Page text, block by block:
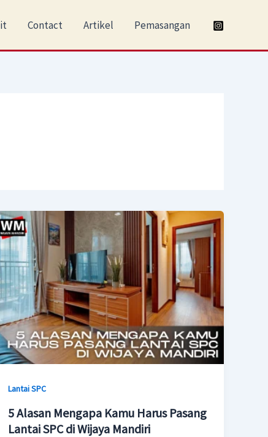
Contact Artikel Pemasangan
Lantai SPC
5 Alasan Mengapa Kamu Harus Pasang
Lantai SPC di Wijaya Mandiri